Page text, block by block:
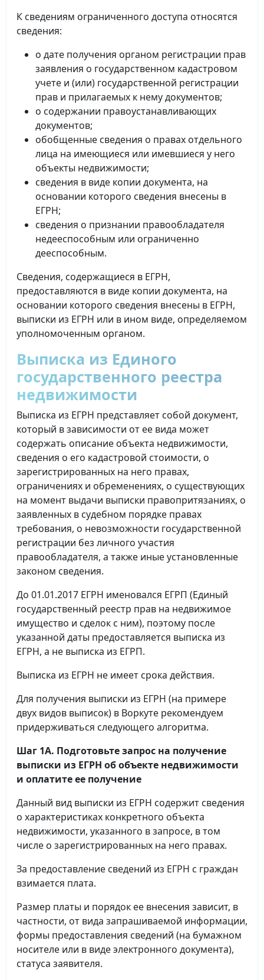
К сведениям ограниченного доступа относятся
сведения:
о дате получения органом регистрации прав
заявления о государственном кадастровом
учете и (или) государственной регистрации
прав и прилагаемых к нему документов;
о содержании правоустанавливающих
документов;
обобщенные сведения о правах отдельного
лица на имеющиеся или имевшиеся у него
объекты недвижимости;
сведения в виде копии документа, на
основании которого сведения внесены в
ЕГРН;
сведения о признании правообладателя
недееспособным или ограниченно
дееспособным.
Сведения, содержащиеся в ЕГРН,
предоставляются в виде копии документа, на
основании которого сведения внесены в ЕГРН,
выписки из ЕГРН или в ином виде, определяемом
уполномоченным органом.
Выписка из Единого
государственного реестра
недвижимости
Выписка из ЕГРН представляет собой документ,
который в зависимости от ее вида может
содержать описание объекта недвижимости,
сведения о его кадастровой стоимости, о
зарегистрированных на него правах,
ограничениях и обременениях, о существующих
на момент выдачи выписки правопритязаниях, о
заявленных в судебном порядке правах
требования, о невозможности государственной
регистрации без личного участия
правообладателя, а также иные установленные
законом сведения.
До 01.01.2017 ЕГРН именовался ЕГРП (Единый
государственный реестр прав на недвижимое
имущество и сделок с ним), поэтому после
указанной даты предоставляется выписка из
ЕГРН, а не выписка из ЕГРП.
Выписка из ЕГРН не имеет срока действия.
Для получения выписки из ЕГРН (на примере
двух видов выписок) в Воркуте рекомендуем
придерживаться следующего алгоритма.
Шаг 1А. Подготовьте запрос на получение
выписки из ЕГРН об объекте недвижимости
и оплатите ее получение
Данный вид выписки из ЕГРН содержит сведения
о характеристиках конкретного объекта
недвижимости, указанного в запросе, в том
числе о зарегистрированных на него правах.
За предоставление сведений из ЕГРН с граждан
взимается плата.
Размер платы и порядок ее внесения зависит, в
частности, от вида запрашиваемой информации,
формы предоставления сведений (на бумажном
носителе или в виде электронного документа),
статуса заявителя.